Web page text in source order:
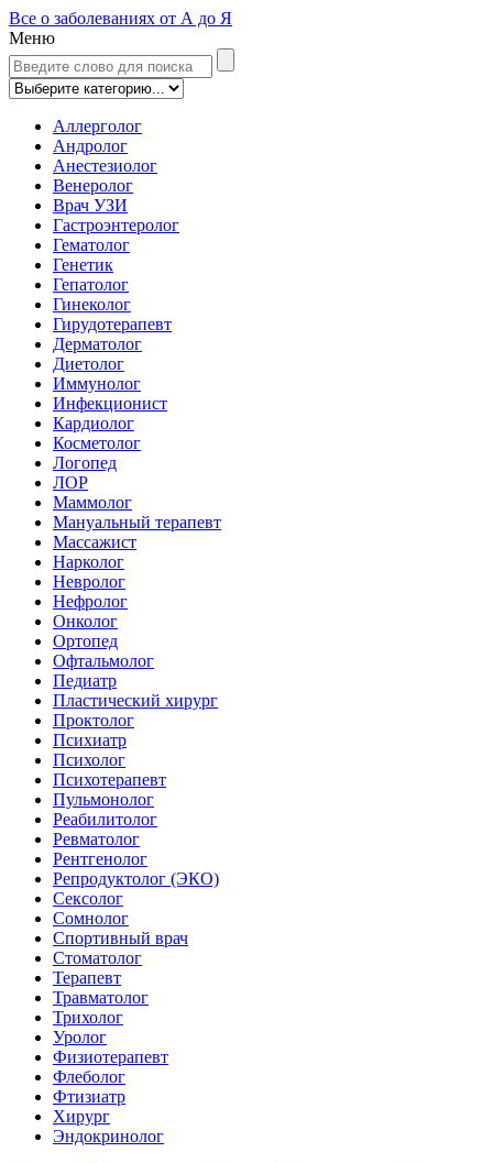
Все о заболеваниях от А до Я
Меню
Аллерголог
Андролог
Анестезиолог
Венеролог
Врач УЗИ
Гастроэнтеролог
Гематолог
Генетик
Гепатолог
Гинеколог
Гирудотерапевт
Дерматолог
Диетолог
Иммунолог
Инфекционист
Кардиолог
Косметолог
Логопед
ЛОР
Маммолог
Мануальный терапевт
Массажист
Нарколог
Невролог
Нефролог
Онколог
Ортопед
Офтальмолог
Педиатр
Пластический хирург
Проктолог
Психиатр
Психолог
Психотерапевт
Пульмонолог
Реабилитолог
Ревматолог
Рентгенолог
Репродуктолог (ЭКО)
Сексолог
Сомнолог
Спортивный врач
Стоматолог
Терапевт
Травматолог
Трихолог
Уролог
Физиотерапевт
Флеболог
Фтизиатр
Хирург
Эндокринолог